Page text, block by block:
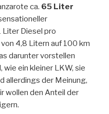
ca. 65 Liter
Liter Diesel pro
4,8 Litern auf 100 km
darunter vorstellen
wie ein kleiner LKW, sie
allerdings der Meinung,
wollen den Anteil der